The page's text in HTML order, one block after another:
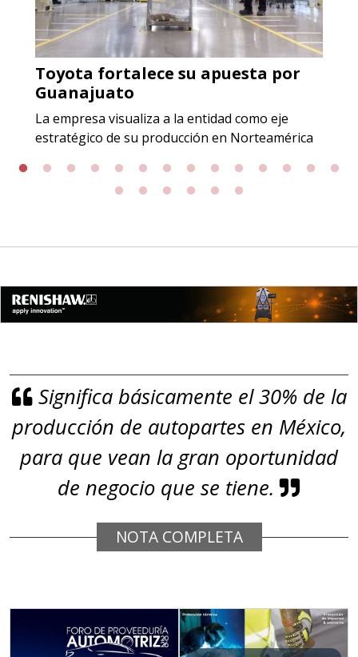
Aplicar al Requerimiento
Empresa en Jalisco
GRAFITO LAMINADO EN
ROLLO
Especificaciones:
gestión ambiental.
Empresa en Jalisco
Requiere:
Especificaciones:
De alta pureza y composición
Garantizar composición química y
de calidad y gestión ambiental.
Aplicar al Requerimiento
Toyota fortalece su apuesta por
Guanajuato
La empresa visualiza a la entidad como eje
estratégico de su producción en Norteamérica
Significa básicamente el 30% de la
producción de autopartes en México,
para que vean la gran oportunidad
de negocio que se tiene.
NOTA COMPLETA